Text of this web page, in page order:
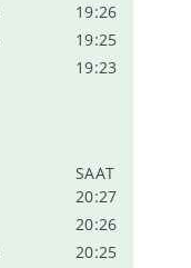
19:26
19:25
19:23
SAAT
20:27
20:26
20:25